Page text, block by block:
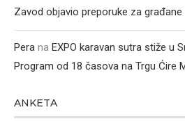
Zavod objavio preporuke za građane
Pera na EXPO karavan sutra stiže u
Program od 18 časova na Trgu Ćire
ANKETA